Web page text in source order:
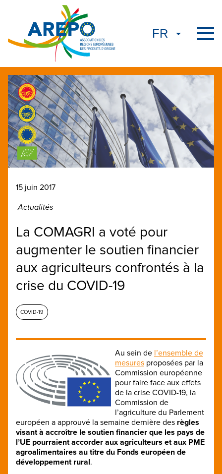
15 juin 2017
Actualités
La COMAGRI a voté pour
augmenter le soutien financier
aux agriculteurs confrontés à la
crise du COVID-19
COVID-19
Au sein de l’ensemble de
mesures proposées par la
Commission européenne
pour faire face aux effets
de la crise COVID-19, la
Commission de
l’agriculture du Parlement
européen a approuvé la semaine dernière des règles
visant à accroître le soutien financier que les pays de
l’UE pourraient accorder aux agriculteurs et aux PME
agroalimentaires au titre du Fonds européen de
développement rural.